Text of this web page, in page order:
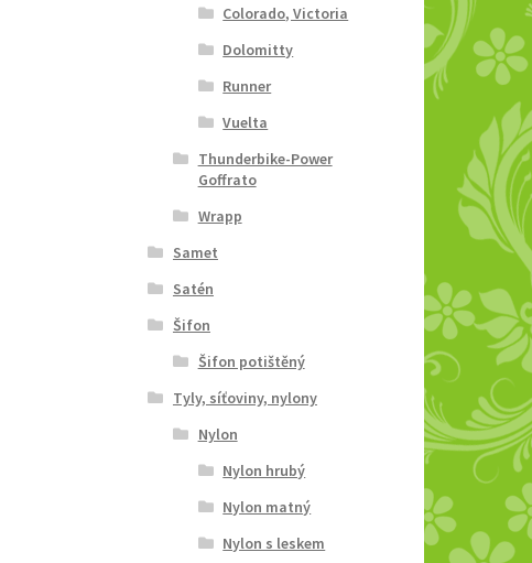
Colorado, Victoria
Dolomitty
Runner
Vuelta
Thunderbike-Power
Goffrato
Wrapp
Samet
Satén
Šifon
Šifon potištěný
Tyly, síťoviny, nylony
Nylon
Nylon hrubý
Nylon matný
Nylon s leskem